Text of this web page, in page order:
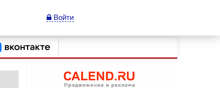
Войти